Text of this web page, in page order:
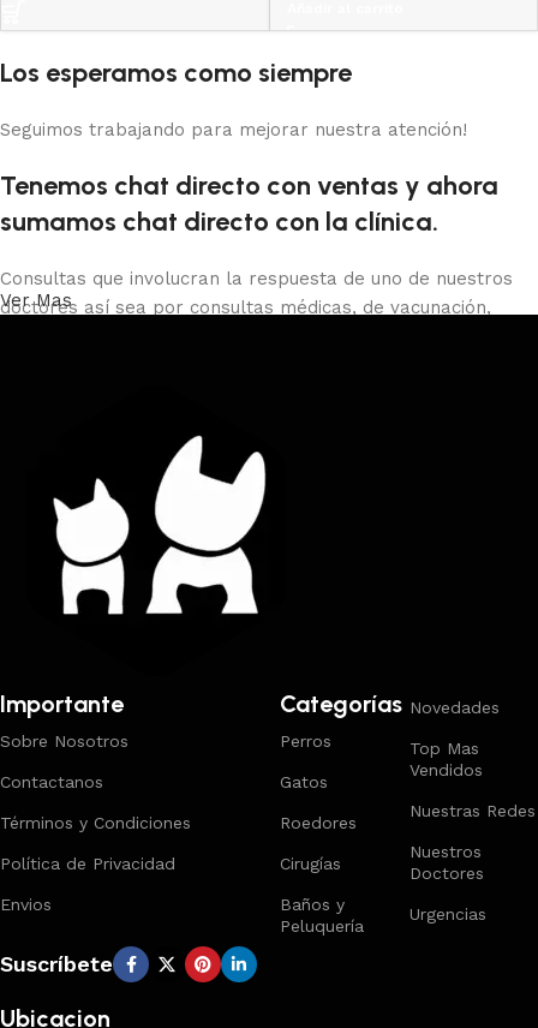
Los esperamos como siempre
Seguimos trabajando para mejorar nuestra atención!
Tenemos chat directo con ventas y ahora
sumamos chat directo con la clínica.
Consultas que involucran la respuesta de uno de nuestros
doctores así sea por consultas médicas, de vacunación,
Ver Mas
Importante
Sobre Nosotros
Contactanos
Términos y Condiciones
Política de Privacidad
Envios
Categorías
Perros
Gatos
Roedores
Cirugías
Baños y
Peluquería
Novedades
Top Mas
Vendidos
Nuestras Redes
Nuestros
Doctores
Urgencias
Suscríbete
Ubicacion